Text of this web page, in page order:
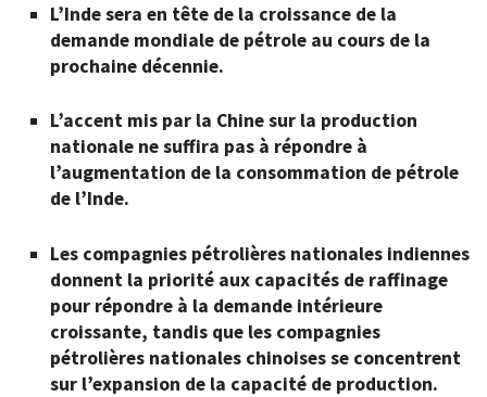
L’Inde sera en tête de la croissance de la
demande mondiale de pétrole au cours de la
prochaine décennie.
L’accent mis par la Chine sur la production
nationale ne suffira pas à répondre à
l’augmentation de la consommation de pétrole
de l’Inde.
Les compagnies pétrolières nationales indiennes
donnent la priorité aux capacités de raffinage
pour répondre à la demande intérieure
croissante, tandis que les compagnies
pétrolières nationales chinoises se concentrent
sur l’expansion de la capacité de production.